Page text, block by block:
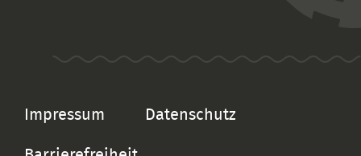
Impressum Datenschutz